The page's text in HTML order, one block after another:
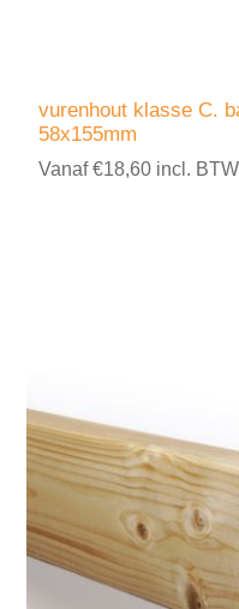
vurenhout klasse C.
58x155mm
Vanaf €18,60 incl. BTW